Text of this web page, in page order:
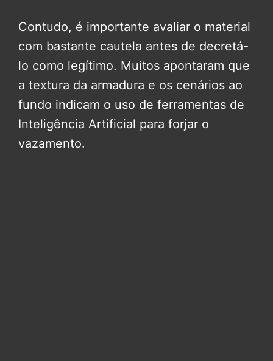
Contudo, é importante avaliar o material
com bastante cautela antes de decretá-
lo como legítimo. Muitos apontaram que
a textura da armadura e os cenários ao
fundo indicam o uso de ferramentas de
Inteligência Artificial para forjar o
vazamento.